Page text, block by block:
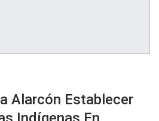
Alarcón Establecer